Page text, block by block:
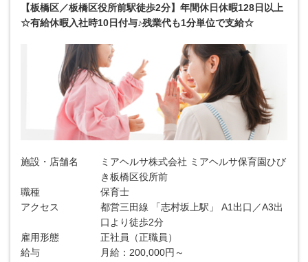
【板橋区／板橋区役所前駅徒歩2分】年間休日休暇128日以上
☆有給休暇入社時10日付与♪残業代も1分単位で支給☆
施設・店舗名
ミアヘルサ株式会社 ミアヘルサ保育園ひび
き板橋区役所前
職種
保育士
アクセス
都営三田線 「志村坂上駅」 A1出口／A3出
口より徒歩2分
雇用形態
正社員（正職員）
給与
月給：200,000円～